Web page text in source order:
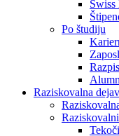
Po študiju
Raziskovalna